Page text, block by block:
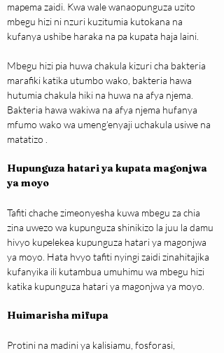
mapema zaidi. Kwa wale wanaopunguza uzito
mbegu hizi ni nzuri kuzitumia kutokana na
kufanya ushibe haraka na pa kupata haja laini.
Mbegu hizi pia huwa chakula kizuri cha bakteria
marafiki katika utumbo wako, bakteria hawa
hutumia chakula hiki na huwa na afya njema.
Bakteria hawa wakiwa na afya njema hufanya
mfumo wako wa umeng’enyaji uchakula usiwe na
matatizo .
Hupunguza hatari ya kupata magonjwa
ya moyo
Tafiti chache zimeonyesha kuwa mbegu za chia
zina uwezo wa kupunguza shinikizo la juu la damu
hivyo kupelekea kupunguza hatari ya magonjwa
ya moyo. Hata hvyo tafiti nyingi zaidi zinahitajika
kufanyika ili kutambua umuhimu wa mbegu hizi
katika kupunguza hatari ya magonjwa ya moyo.
Huimarisha mifupa
Protini na madini ya kalisiamu, fosforasi,